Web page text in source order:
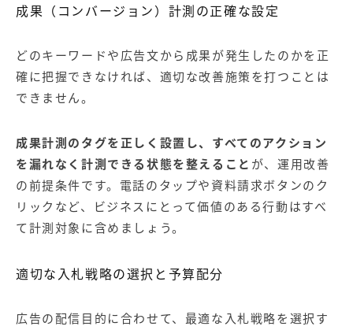
成果（コンバージョン）計測の正確な設定
どのキーワードや広告文から成果が発生したのかを正
確に把握できなければ、適切な改善施策を打つことは
できません。
成果計測のタグを正しく設置し、すべてのアクション
を漏れなく計測できる状態を整えること が、運用改善
の前提条件です。電話のタップや資料請求ボタンのク
リックなど、ビジネスにとって価値のある行動はすべ
て計測対象に含めましょう。
適切な入札戦略の選択と予算配分
広告の配信目的に合わせて、最適な入札戦略を選択す